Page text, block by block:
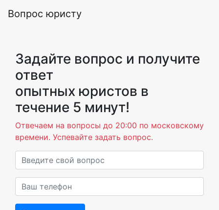
Вопрос юристу
Задайте вопрос и получите
ответ
опытных юристов в
течение 5 минут!
Отвечаем на вопросы до 20:00 по московскому
времени. Успевайте задать вопрос.